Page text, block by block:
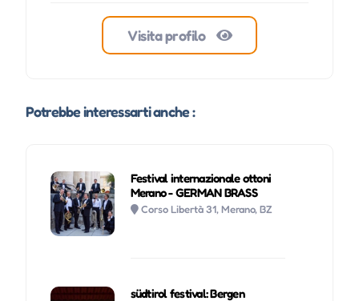
Visita profilo
Potrebbe interessarti anche :
Festival internazionale ottoni
Merano - GERMAN BRASS
Corso Libertà 31, Merano, BZ
südtirol festival: Bergen